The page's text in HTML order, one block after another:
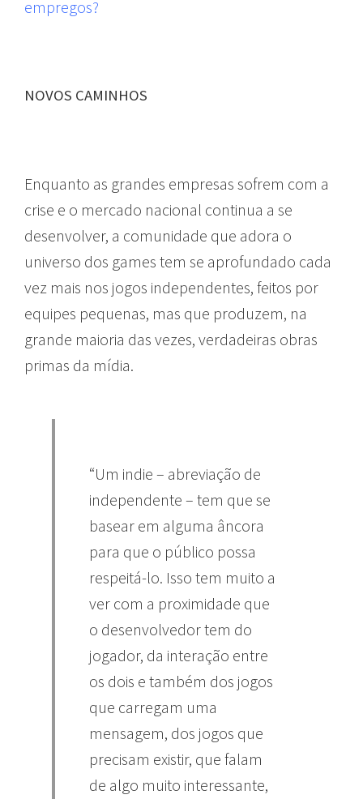
empregos?
NOVOS CAMINHOS
Enquanto as grandes empresas sofrem com a
crise e o mercado nacional continua a se
desenvolver, a comunidade que adora o
universo dos games tem se aprofundado cada
vez mais nos jogos independentes, feitos por
equipes pequenas, mas que produzem, na
grande maioria das vezes, verdadeiras obras
primas da mídia.
“Um indie – abreviação de
independente – tem que se
basear em alguma âncora
para que o público possa
respeitá-lo. Isso tem muito a
ver com a proximidade que
o desenvolvedor tem do
jogador, da interação entre
os dois e também dos jogos
que carregam uma
mensagem, dos jogos que
precisam existir, que falam
de algo muito interessante,